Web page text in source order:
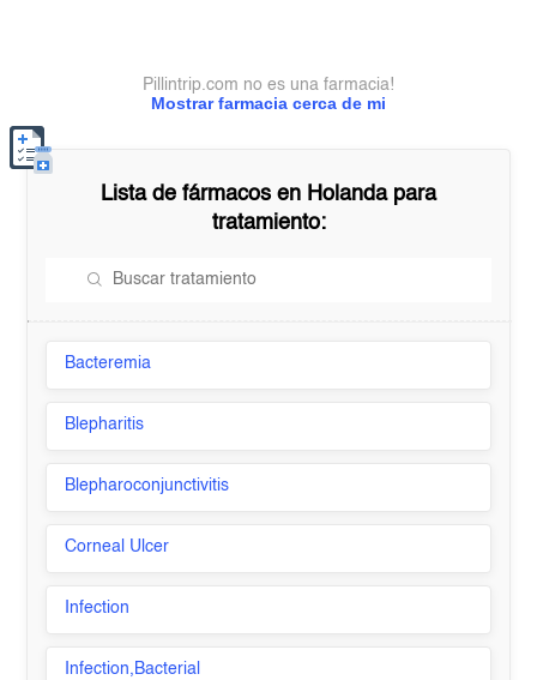
Mostrar farmacia cerca de mi
Pillintrip.com no es una farmacia!
Lista de fármacos en Holandapara
tratamiento:
Bacteremia
Blepharitis
Blepharoconjunctivitis
Corneal Ulcer
Infection
Infection,Bacterial